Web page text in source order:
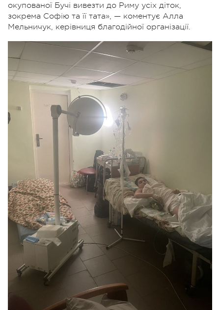
окупованої Бучі вивезти до Риму усіх діток,
зокрема Софію та її тата», — коментує Алла
Мельничук, керівниця благодійної організації.